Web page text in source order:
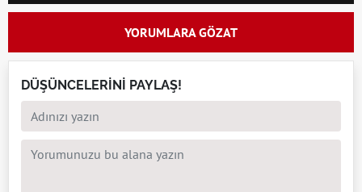
YORUMLARA GÖZAT
DÜŞÜNCELERİNİ PAYLAŞ!